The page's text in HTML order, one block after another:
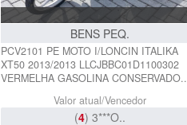
BENS PEQ.
PCV2101 PE MOTO I/LONCIN ITALIKA
XT50 2013/2013 LLCJBBC01D1100302
VERMELHA GASOLINA CONSERVADO..
Valor atual/Vencedor
(4) 3***O..